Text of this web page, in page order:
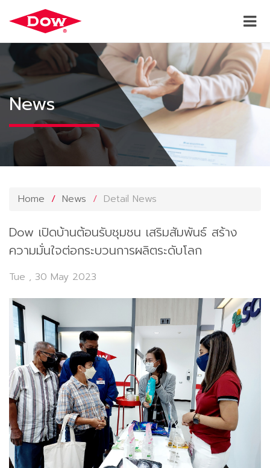
News
Home News Detail News
Dow เปิดบ้านต้อนรับชุมชน เสริมสัมพันธ์ สร้าง
ความมั่นใจต่อกระบวนการผลิตระดับโลก
Tue , 30 May 2023